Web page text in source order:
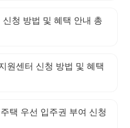
청 방법 및 혜택 안내 총
원센터 신청 방법 및 혜택
택 우선 입주권 부여 신청